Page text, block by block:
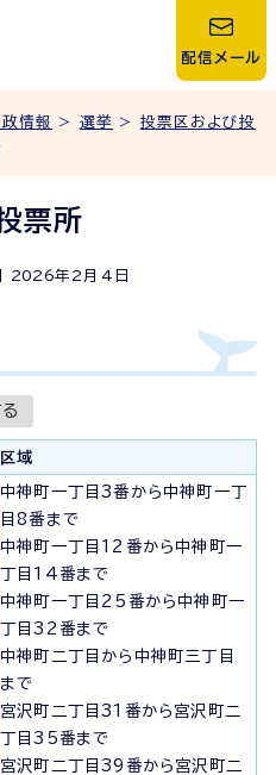
配信メール
情報 > 選挙 > 投票区および投
票所
2026年2月4日
区域
中神町一丁目3番から中神町一丁
目8番まで
中神町一丁目12番から中神町一
丁目14番まで
中神町一丁目25番から中神町一
丁目32番まで
中神町二丁目から中神町三丁目
まで
宮沢町二丁目31番から宮沢町二
丁目35番まで
宮沢町二丁目39番から宮沢町二